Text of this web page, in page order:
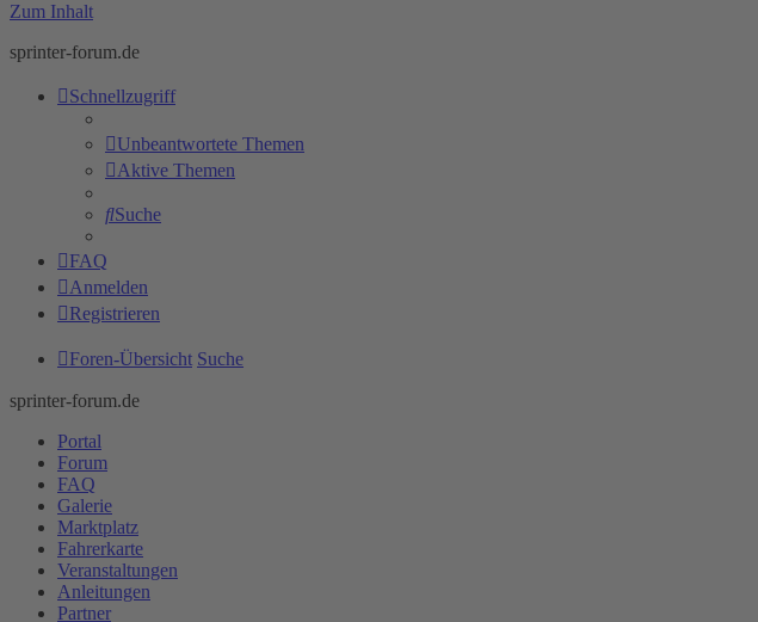
Zum Inhalt
sprinter-forum.de
Schnellzugriff
Unbeantwortete Themen
Aktive Themen
Suche
FAQ
Anmelden
Registrieren
Foren-Übersicht Suche
sprinter-forum.de
Portal
Forum
FAQ
Galerie
Marktplatz
Fahrerkarte
Veranstaltungen
Anleitungen
Partner